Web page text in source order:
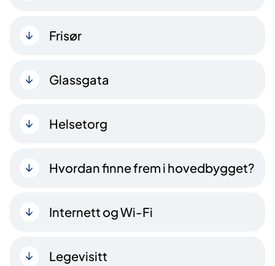
Frisør
Glassgata
Helsetorg
Hvordan finne frem i hovedbygget?
Internett og Wi-Fi
Legevisitt